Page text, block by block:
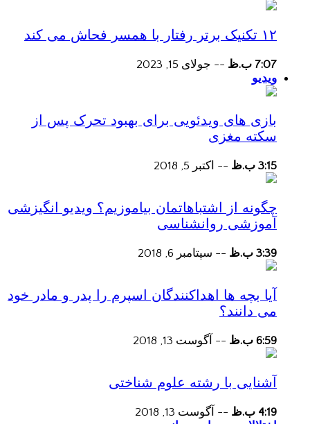
۱۲ تکنیک برتر رفتار با همسر فحاش می کند
7:07 ب.ظ -- جولای 15, 2023
ویدیو
بازی های ویدئویی برای بهبود تحرک پس از
سکته مغزی
3:15 ب.ظ -- اکتبر 5, 2018
چگونه از اشتباهاتمان بیاموزیم؟ ویدیو انگیزشی
آموزشی روانشناسی
3:39 ب.ظ -- سپتامبر 6, 2018
آیا بچه ها اهداکنندگان اسپرم را پدر و مادر خود
می دانند؟
6:59 ب.ظ -- آگوست 13, 2018
آشنایی با رشته علوم شناختی
4:19 ب.ظ -- آگوست 13, 2018